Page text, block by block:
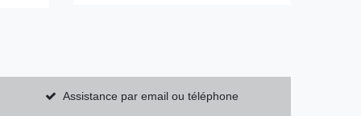
Assistance par email ou téléphone